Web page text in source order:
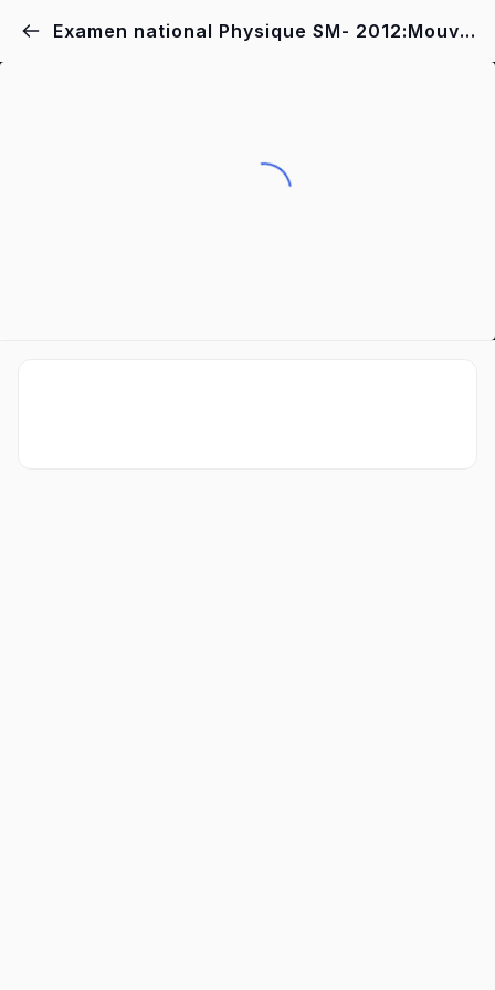
Examen national Physique SM- 2012:Mouvement de chute d’un parachutiste-